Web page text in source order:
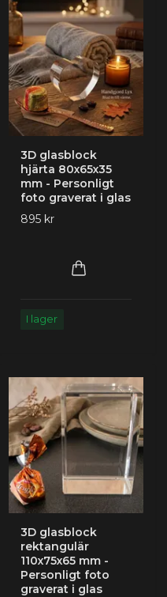
3D glasblock
hjärta 80x65x35
mm - Personligt
foto graverat i glas
895 kr
I lager
3D glasblock
rektangulär
110x75x65 mm -
Personligt foto
graverat i glas